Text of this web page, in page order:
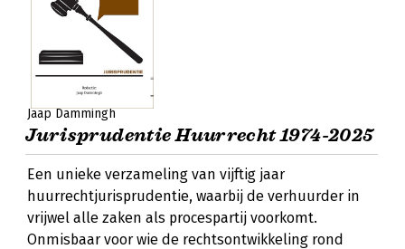
Jaap Dammingh
Jurisprudentie Huurrecht 1974-2025
Een unieke verzameling van vijftig jaar
huurrechtjurisprudentie, waarbij de verhuurder in
vrijwel alle zaken als procespartij voorkomt.
Onmisbaar voor wie de rechtsontwikkeling rond